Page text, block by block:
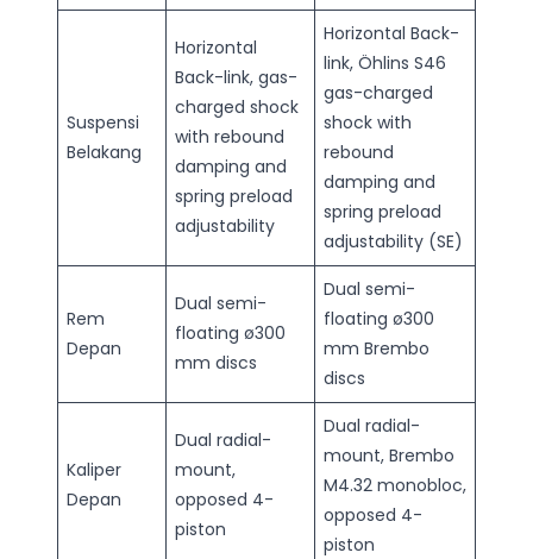
Suspensi
Belakang
Horizontal
Back-link, gas-
charged shock
with rebound
damping and
spring preload
adjustability
Horizontal Back-
link, Öhlins S46
gas-charged
shock with
rebound
damping and
spring preload
adjustability (SE)
Rem
Depan
Dual semi-
floating ø300
mm discs
Dual semi-
floating ø300
mm Brembo
discs
Kaliper
Depan
Dual radial-
mount,
opposed 4-
piston
Dual radial-
mount, Brembo
M4.32 monobloc,
opposed 4-
piston